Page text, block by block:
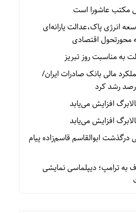
مکتب عاشورا است
انرژی پاک،عدالت یارانه‌ای
محورتحول اقتصادی
به مناسبت روز تبریز
مالی بانک صادرات ایران/
افزایش می‌یابد
افزایش می‌یابد
درگذشت ابوالقاسم قاسم‌زاده پیام
به ترامپ؛ دیپلماسی نمایشی